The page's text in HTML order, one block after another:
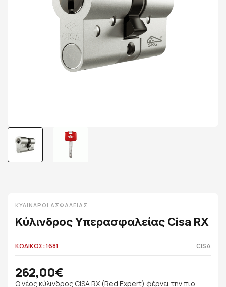
ΚΎΛΙΝΔΡΟΙ ΑΣΦΑΛΕΊΑΣ
Κύλινδρος Υπερασφαλείας Cisa RX
ΚΩΔΙΚΟΣ: 1681 CISA
262,00€
Ο νέος κύλινδρος CISA RX (Red Expert) φέρνει την πιο